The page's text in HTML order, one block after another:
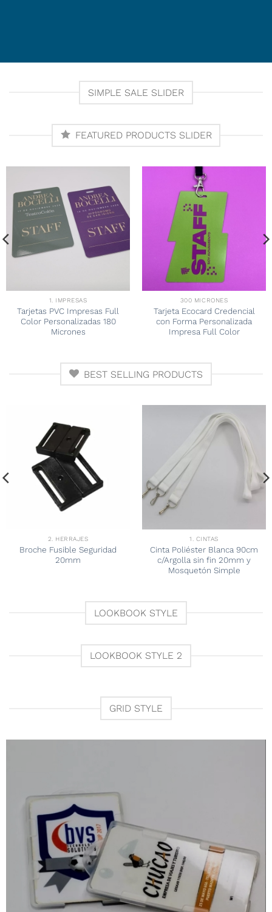
SIMPLE SALE SLIDER
FEATURED PRODUCTS SLIDER
1. IMPRESAS
Tarjetas PVC Impresas Full
Color Personalizadas 180
Micrones
300 MICRONES
Tarjeta Ecocard Credencial
con Forma Personalizada
Impresa Full Color
BEST SELLING PRODUCTS
2. HERRAJES
Broche Fusible Seguridad
20mm
1. CINTAS
Cinta Poliéster Blanca 90cm
c/Argolla sin fin 20mm y
Mosquetón Simple
LOOKBOOK STYLE
LOOKBOOK STYLE 2
GRID STYLE